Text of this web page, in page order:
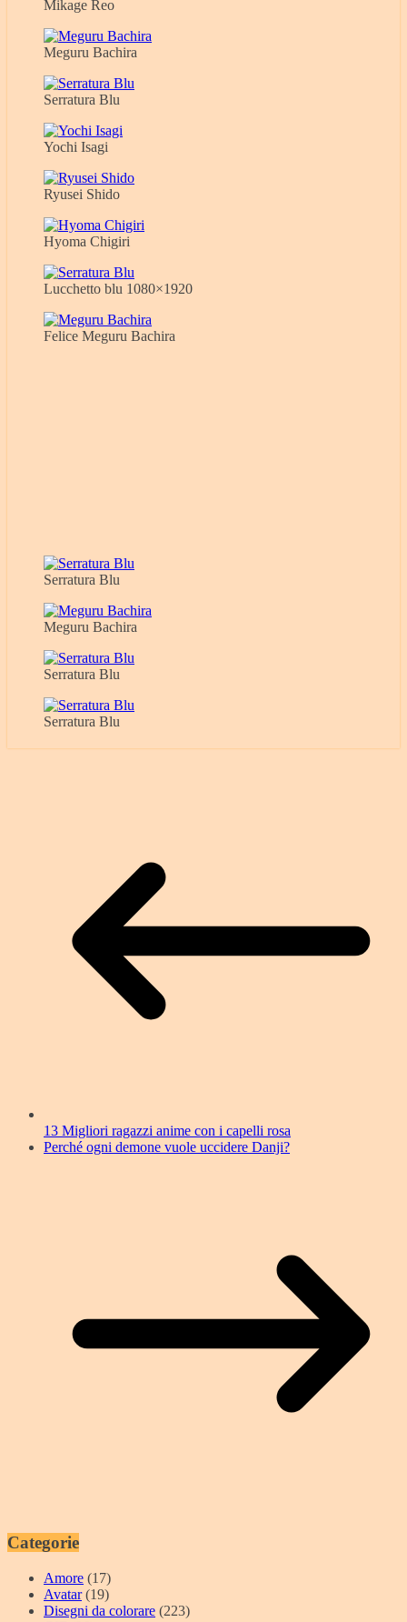
Mikage Reo
Meguru Bachira
Serratura Blu
Yochi Isagi
Ryusei Shido
Hyoma Chigiri
Lucchetto blu 1080×1920
Felice Meguru Bachira
Serratura Blu
Meguru Bachira
Serratura Blu
Serratura Blu
13 Migliori ragazzi anime con i capelli rosa
Perché ogni demone vuole uccidere Danji?
Categorie
Amore (17)
Avatar(19)
Disegni da colorare (223)